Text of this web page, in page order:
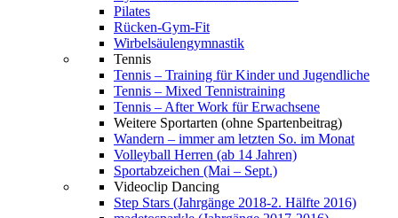
Pilates
Rücken-Gym-Fit
Wirbelsäulengymnastik
Tennis
Tennis – Training für Kinder und Jugendliche
Tennis – Mixed Tennistraining
Tennis – After Work für Erwachsene
Weitere Sportarten (ohne Spartenbeitrag)
Wandern – immer am letzten So. im Monat
Volleyball Herren (ab 14 Jahren)
Sportabzeichen (Mai – Sept.)
Videoclip Dancing
Step Stars (Jahrgänge 2018-2. Hälfte 2016)